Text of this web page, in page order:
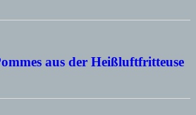
aus der Heißluftfritteuse